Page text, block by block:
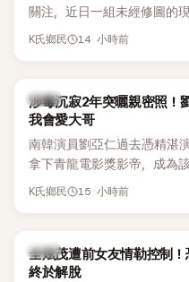
關注，近日一組未經修圖的
烈討論，不少看過本人的網
K氏鄉民 14 小時前
韓星
涉毒沉寂2年突曬親密照！
我會愛大哥
南韓演員劉亞仁過去憑精湛
拿下青龍電影獎影帝，成為
2023年爆出涉毒風波後，演
K氏鄉民 15 小時前
韓星
全炫茂遭前女友情勒控制
終於解脫